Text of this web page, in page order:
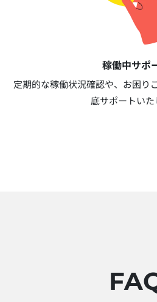
稼働中サポ
定期的な稼働状況確認や、お困り
底サポートいた